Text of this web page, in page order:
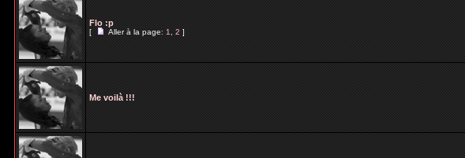
Flo :p
[ Aller à la page:1,2]
Me voilà !!!